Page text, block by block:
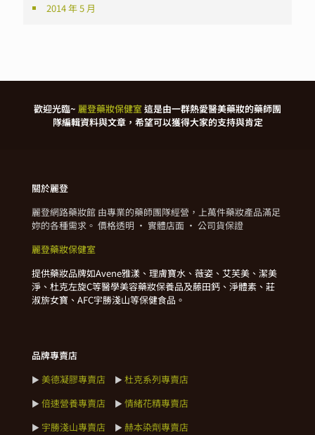
2014 年 5 月
歡迎光臨~ 麗登藥妝保健室這是由一群熱愛醫美藥妝的藥師團
隊編輯資料與文章，希望可以獲得大家的支持與肯定
關於麗登
麗登網路藥妝館 由專業的藥師團隊經營，上萬件藥妝產品滿足
妳的各種需求。 價格透明 · 實體店面 · 公司貨保證
麗登藥妝保健室
提供藥妝品牌如Avene雅漾、理膚寶水、薇姿、艾芙美、潔美
淨、杜克左旋C等醫學美容藥妝保養品及藤田鈣、淨體素、莊
淑旂女寶、AFC宇勝淺山等保健食品。
品牌專賣店
► 美德凝膠專賣店 ► 杜克系列專賣店
► 倍速營養專賣店 ► 情緒花精專賣店
► 宇勝淺山專賣店 ► 赫本染劑專賣店